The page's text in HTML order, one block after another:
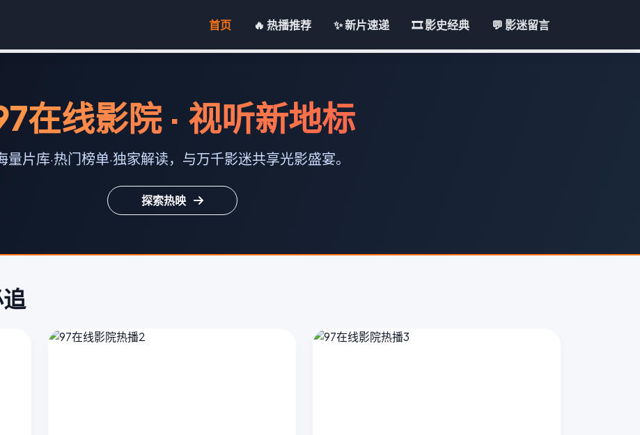
首页 🔥 热播推荐 ✨ 新片速递 🎞️ 影史经典 💬 影迷留言
在线影院 · 视听新地标
量片库·热门榜单·独家解读，与万千影迷共享光影盛宴。
探索热映